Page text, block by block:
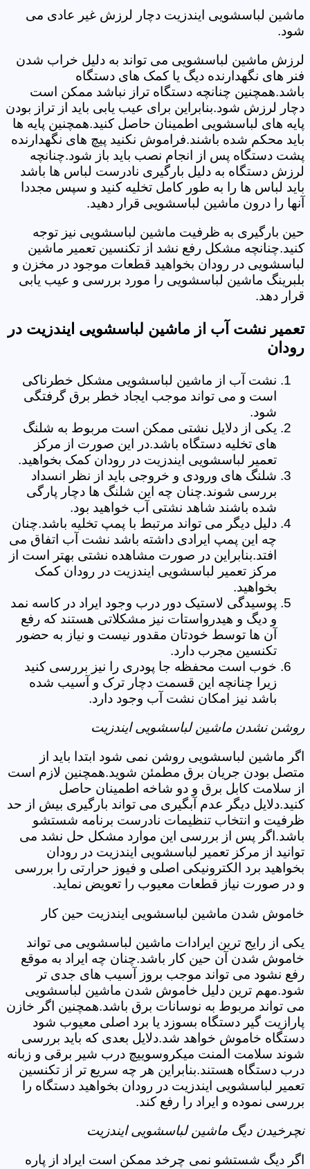
ماشین لباسشویی ایندزیت دچار لرزش غیر عادی می
شود.
لرزش ماشین لباسشویی می تواند به دلیل خراب شدن
فنر های نگهدارنده دیگ یا کمک های دستگاه
باشد.همچنین چنانچه دستگاه تراز نباشد ممکن است
دچار لرزش شود.بنابراین برای عیب یابی باید از تراز بودن
پایه های لباسشویی اطمینان حاصل کنید.همچنین پایه ها
باید محکم شده باشند.فراموش نکنید پیچ های نگهدارنده
پشت دستگاه پس از انجام نصب باید باز شود.چنانچه
لرزش دستگاه به دلیل بارگیری نادرست لباس ها باشد
باید لباس ها را به طور کامل تخلیه کنید و سپس مجددا
آنها را درون ماشین لباسشویی قرار دهید.
حین بارگیری به ظرفیت ماشین لباسشویی نیز توجه
کنید.چنانچه مشکل رفع نشد از تکنسین تعمیر ماشین
لباسشویی در رودان بخواهید قطعات موجود در مخزن و
بلبرینگ ماشین لباسشویی را مورد بررسی و عیب یابی
قرار دهد.
تعمیر نشت آب از ماشین لباسشویی ایندزیت در
رودان
نشت آب از ماشین لباسشویی مشکل خطرناکی
است و می تواند موجب ایجاد خطر برق گرفتگی
شود.
یکی از دلایل نشتی ممکن است مربوط به شلنگ
های تخلیه دستگاه باشد.در این صورت از مرکز
تعمیر لباسشویی ایندزیت در رودان کمک بخواهید.
شلنگ های ورودی و خروجی باید از نظر انسداد
بررسی شوند.چنان چه این شلنگ ها دچار پارگی
شده باشند شاهد نشتی آب خواهید بود.
دلیل دیگر می تواند مرتبط با پمپ تخلیه باشد.چنان
چه این پمپ ایرادی داشته باشد نشت آب اتفاق می
افتد.بنابراین در صورت مشاهده نشتی بهتر است از
مرکز تعمیر لباسشویی ایندزیت در رودان کمک
بخواهید.
پوسیدگی لاستیک دور درب وجود ایراد در کاسه نمد
و دیگ و هیدرواستات نیز مشکلاتی هستند که رفع
آن ها توسط خودتان مقدور نیست و نیاز به حضور
تکنسین مجرب دارد.
خوب است محفظه جا پودری را نیز بررسی کنید
زیرا چنانچه این قسمت دچار ترک و آسیب شده
باشد نیز امکان نشت آب وجود دارد.
روشن نشدن ماشین لباسشویی ایندزیت
اگر ماشین لباسشویی روشن نمی شود ابتدا باید از
متصل بودن جریان برق مطمئن شوید.همچنین لازم است
از سلامت کابل برق و دو شاخه اطمینان حاصل
کنید.دلایل دیگر عدم آبگیری می تواند بارگیری بیش از حد
ظرفیت و انتخاب تنظیمات نادرست برنامه شستشو
باشد.اگر پس از بررسی این موارد مشکل حل نشد می
توانید از مرکز تعمیر لباسشویی ایندزیت در رودان
بخواهید برد الکترونیکی اصلی و فیوز حرارتی را بررسی
و در صورت نیاز قطعات معیوب را تعویض نماید.
خاموش شدن ماشین لباسشویی ایندزیت حین کار
یکی از رایج ترین ایرادات ماشین لباسشویی می تواند
خاموش شدن آن حین کار باشد.چنان چه ایراد به موقع
رفع نشود می تواند موجب بروز آسیب های جدی تر
شود.مهم ترین دلیل خاموش شدن ماشین لباسشویی
می تواند مربوط به نوسانات برق باشد.همچنین اگر خازن
پارازیت گیر دستگاه بسوزد یا برد اصلی معیوب شود
دستگاه خاموش خواهد شد.دلایل بعدی که باید بررسی
شوند سلامت المنت میکروسوییچ درب شیر برقی و زبانه
درب دستگاه هستند.بنابراین هر چه سریع تر از تکنسین
تعمیر لباسشویی ایندزیت در رودان بخواهید دستگاه را
بررسی نموده و ایراد را رفع کند.
نچرخیدن دیگ ماشین لباسشویی ایندزیت
اگر دیگ شستشو نمی چرخد ممکن است ایراد از پاره